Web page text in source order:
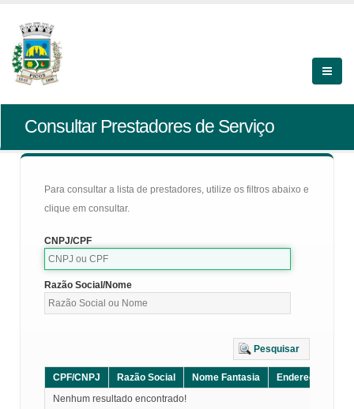
Consultar Prestadores de Serviço
Para consultar a lista de prestadores, utilize os filtros abaixo e
clique em consultar.
CNPJ/CPF
Razão Social/Nome
Pesquisar
CPF/CNPJ Razão Social Nome Fantasia Endereço
Nenhum resultado encontrado!